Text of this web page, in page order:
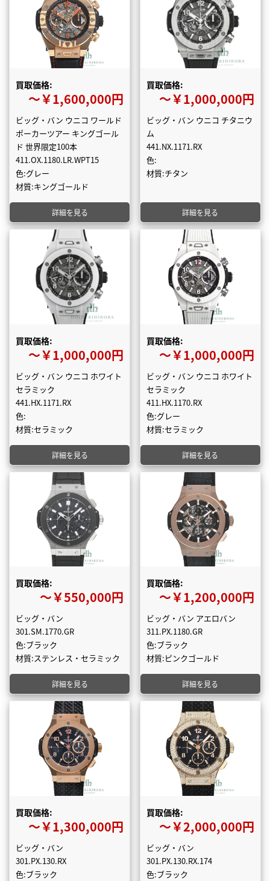
買取価格:
〜￥1,600,000円
ビッグ・バン ウニコ ワールド
ポーカーツアー キングゴール
ド 世界限定100本
411.OX.1180.LR.WPT15
色:グレー
材質:キングゴールド
詳細を見る
買取価格:
〜￥1,000,000円
ビッグ・バン ウニコ チタニウ
ム
441.NX.1171.RX
色:
材質:チタン
詳細を見る
買取価格:
〜￥1,000,000円
ビッグ・バン ウニコ ホワイト
セラミック
441.HX.1171.RX
色:
材質:セラミック
詳細を見る
買取価格:
〜￥1,000,000円
ビッグ・バン ウニコ ホワイト
セラミック
411.HX.1170.RX
色:グレー
材質:セラミック
詳細を見る
買取価格:
〜￥550,000円
ビッグ・バン
301.SM.1770.GR
色:ブラック
材質:ステンレス・セラミック
詳細を見る
買取価格:
〜￥1,200,000円
ビッグ・バン アエロバン
311.PX.1180.GR
色:ブラック
材質:ピンクゴールド
詳細を見る
買取価格:
〜￥1,300,000円
ビッグ・バン
301.PX.130.RX
色:ブラック
買取価格:
〜￥2,000,000円
ビッグ・バン
301.PX.130.RX.174
色:ブラック